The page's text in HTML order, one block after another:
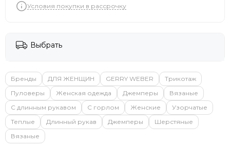
Условия покупки в рассрочку
Выбрать
Бренды ДЛЯ ЖЕНЩИН GERRY WEBER
Трикотаж
Пуловеры
Женская одежда Джемперы
Вязаные
С длинным рукавом
С горлом Женские
Узорчатые
Теплые
Длинный рукав Джемперы
Шерстяные
Вязаные